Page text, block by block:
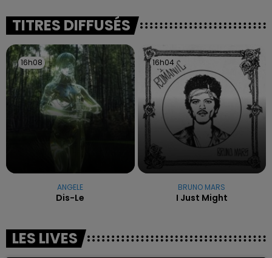
excuses.
TITRES DIFFUSÉS
16h08
16h08
ANGELE
Dis-Le
16h04
16h04
BRUNO MARS
I Just Might
LES LIVES